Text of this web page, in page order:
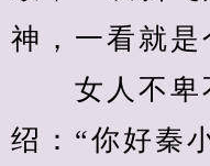
神，一看就是
女人不卑
绍：“你好秦